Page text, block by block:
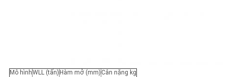
Mô hìnhWLL (tấn) Hàm mở (mm) Cân nặng kg